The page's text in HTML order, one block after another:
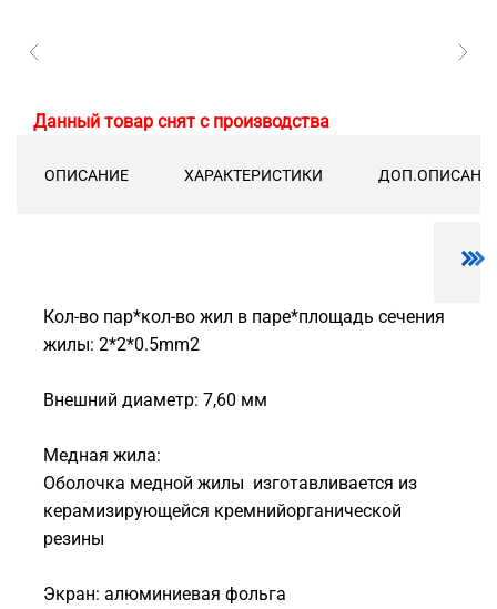
Данный товар снят с производства
ОПИСАНИЕ ХАРАКТЕРИСТИКИ
Кол-во пар*кол-во жил в паре*площадь сечения
жилы: 2*2*0.5mm2
Внешний диаметр: 7,60 мм
Медная жила:
Оболочка медной жилы изготавливается из
керамизирующейся кремнийорганической
резины
Экран: алюминиевая фольга